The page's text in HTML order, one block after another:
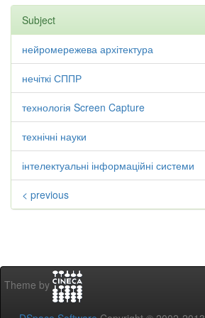
Subject
нейромережева архітектура
нечіткі СППР
технологія Screen Capture
технічні науки
інтелектуальні інформаційні системи
< previous
Theme by